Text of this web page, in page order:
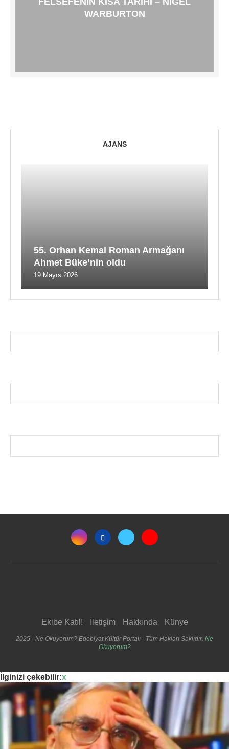
WARBURTON
AJANS
55. Orhan Kemal Roman Armağanı
Ahmet Büke’nin oldu
19 Mayıs 2026
Ekibe Katıl! İletişim Hakkında Künye
2025 - Ne Okuyorum? Edebiyat Kültür Portalı - Tüm Hakları Saklıdır. Ne
Okuyorum?
İlginizi çekebilir:x